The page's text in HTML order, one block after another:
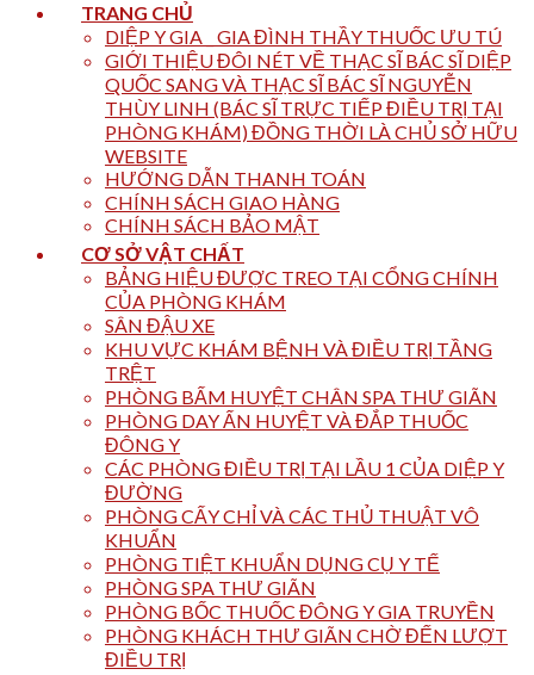
TRANG CHỦ
DIỆP Y GIA _ GIA ĐÌNH THẦY THUỐC ƯU TÚ
GIỚI THIỆU ĐÔI NÉT VỀ THẠC SĨ BÁC SĨ DIỆP
QUỐC SANG VÀ THẠC SĨ BÁC SĨ NGUYỄN
THÙY LINH (BÁC SĨ TRỰC TIẾP ĐIỀU TRỊ TẠI
PHÒNG KHÁM) ĐỒNG THỜI LÀ CHỦ SỞ HỮU
WEBSITE
HƯỚNG DẪN THANH TOÁN
CHÍNH SÁCH GIAO HÀNG
CHÍNH SÁCH BẢO MẬT
CƠ SỞ VẬT CHẤT
BẢNG HIỆU ĐƯỢC TREO TẠI CỔNG CHÍNH
CỦA PHÒNG KHÁM
SÂN ĐẬU XE
KHU VỰC KHÁM BỆNH VÀ ĐIỀU TRỊ TẦNG
TRỆT
PHÒNG BẤM HUYỆT CHÂN SPA THƯ GIÃN
PHÒNG DAY ẤN HUYỆT VÀ ĐẮP THUỐC
ĐÔNG Y
CÁC PHÒNG ĐIỀU TRỊ TẠI LẦU 1 CỦA DIỆP Y
ĐƯỜNG
PHÒNG CẤY CHỈ VÀ CÁC THỦ THUẬT VÔ
KHUẨN
PHÒNG TIỆT KHUẨN DỤNG CỤ Y TẾ
PHÒNG SPA THƯ GIÃN
PHÒNG BỐC THUỐC ĐÔNG Y GIA TRUYỀN
PHÒNG KHÁCH THƯ GIÃN CHỜ ĐẾN LƯỢT
ĐIỀU TRỊ